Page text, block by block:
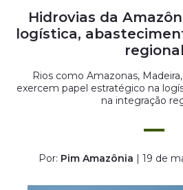
Hidrovias da
logística,
regional
Rios como Amazonas,
exercem papel estratégico na
na integração
Por: Pim Amazônia | 19 de